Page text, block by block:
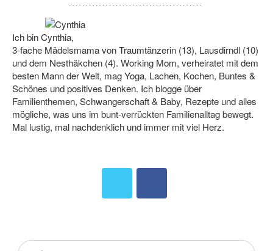
Ich bin Cynthia,
3-fache Mädelsmama von Traumtänzerin (13), Lausdirndl (10)
und dem Nesthäkchen (4). Working Mom, verheiratet mit dem
besten Mann der Welt, mag Yoga, Lachen, Kochen, Buntes &
Schönes und positives Denken. Ich blogge über
Familienthemen, Schwangerschaft & Baby, Rezepte und alles
mögliche, was uns im bunt-verrückten Familienalltag bewegt.
Mal lustig, mal nachdenklich und immer mit viel Herz.